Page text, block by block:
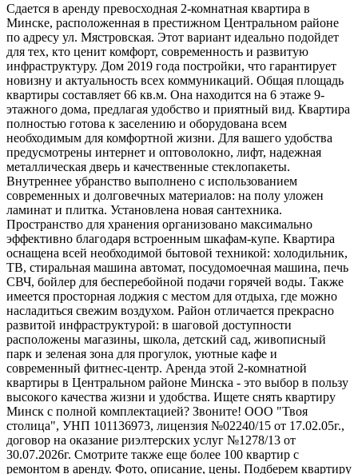
Сдается в аренду превосходная 2-комнатная квартира в
Минске, расположенная в престижном Центральном районе
по адресу ул. Мястровская. Этот вариант идеально подойдет
для тех, кто ценит комфорт, современность и развитую
инфраструктуру. Дом 2019 года постройки, что гарантирует
новизну и актуальность всех коммуникаций. Общая площадь
квартиры составляет 66 кв.м. Она находится на 6 этаже 9-
этажного дома, предлагая удобство и приятный вид. Квартира
полностью готова к заселению и оборудована всем
необходимым для комфортной жизни. Для вашего удобства
предусмотрены интернет и оптоволокно, лифт, надежная
металлическая дверь и качественные стеклопакеты.
Внутреннее убранство выполнено с использованием
современных и долговечных материалов: на полу уложен
ламинат и плитка. Установлена новая сантехника.
Пространство для хранения организовано максимально
эффективно благодаря встроенным шкафам-купе. Квартира
оснащена всей необходимой бытовой техникой: холодильник,
ТВ, стиральная машина автомат, посудомоечная машина, печь
СВЧ, бойлер для бесперебойной подачи горячей воды. Также
имеется просторная лоджия с местом для отдыха, где можно
насладиться свежим воздухом. Район отличается прекрасно
развитой инфраструктурой: в шаговой доступности
расположены магазины, школа, детский сад, живописный
парк и зеленая зона для прогулок, уютные кафе и
современный фитнес-центр. Аренда этой 2-комнатной
квартиры в Центральном районе Минска - это выбор в пользу
высокого качества жизни и удобства. Ищете снять квартиру
Минск с полной комплектацией? Звоните! ООО "Твоя
столица", УНП 101136973, лицензия №02240/15 от 17.02.05г.,
договор на оказание риэлтерских услуг №1278/13 от
30.07.2026г. Смотрите также еще более 100 квартир с
ремонтом в аренду. Фото, описание, цены. Подберем квартиру